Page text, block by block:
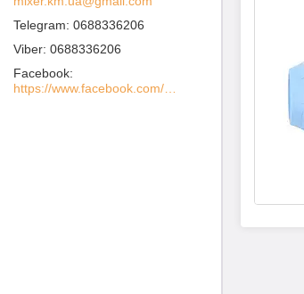
0688336206
0688336206
Facebook